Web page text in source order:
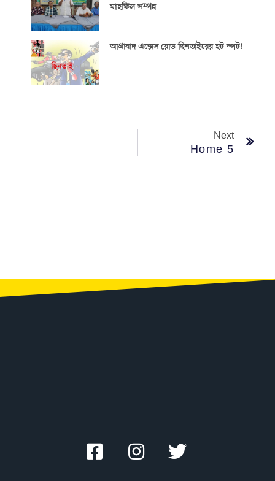
মাহফিল সম্পন্ন
আগ্রাবাদ এক্সেস রোড ছিনতাইয়ের হট স্পট!
Next
Home 5